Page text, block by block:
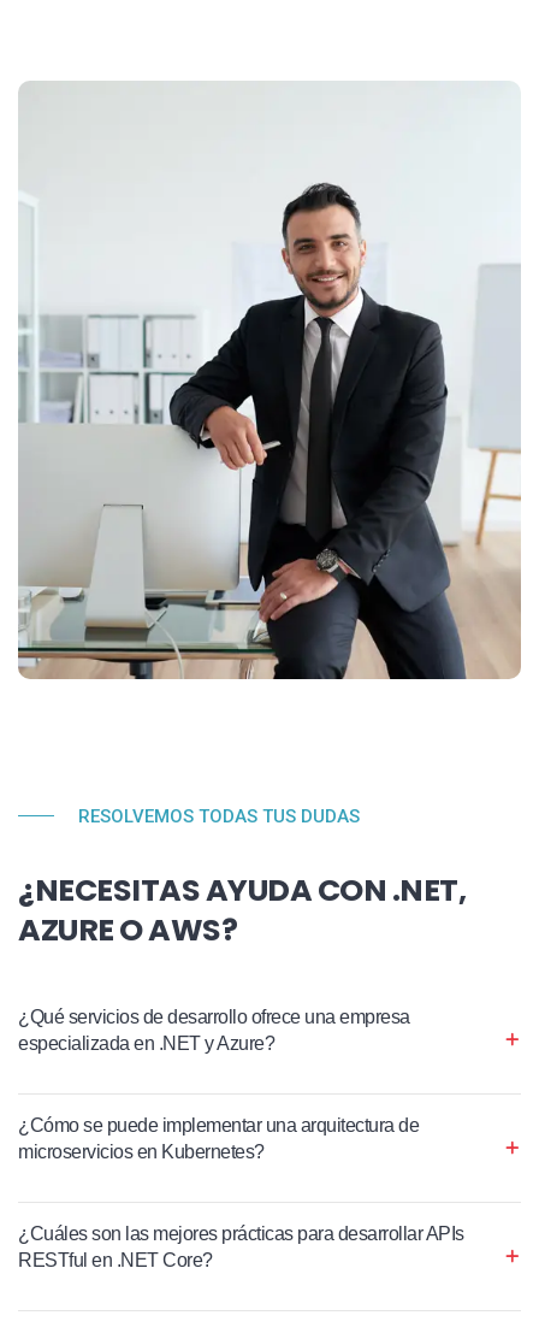
RESOLVEMOS TODAS TUS DUDAS
¿NECESITAS AYUDA CON .NET,
AZURE O AWS?
¿Qué servicios de desarrollo ofrece una empresa
especializada en .NET y Azure?
¿Cómo se puede implementar una arquitectura de
microservicios en Kubernetes?
¿Cuáles son las mejores prácticas para desarrollar APIs
RESTful en .NET Core?